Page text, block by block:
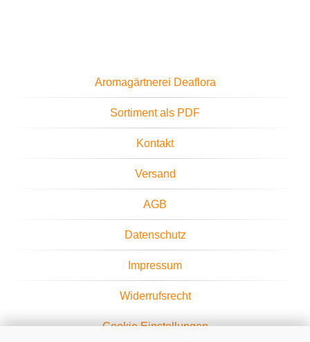
Aromagärtnerei Deaflora
Sortiment als PDF
Kontakt
Versand
AGB
Datenschutz
Impressum
Widerrufsrecht
Cookie Einstellungen